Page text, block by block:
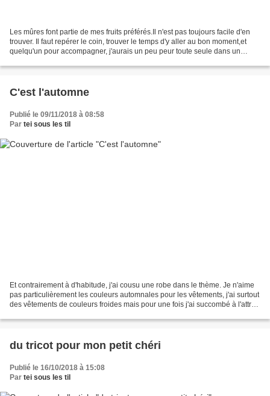
Les mûres font partie de mes fruits préférés.Il n'est pas toujours facile d'en
trouver. Il faut repérer le coin, trouver le temps d'y aller au bon moment,et
quelqu'un pour accompagner, j'aurais un peu peur toute seule dans un
C'est l'automne
Publié le 09/11/2018 à 08:58
Par tei sous les til
Et contrairement à d'habitude, j'ai cousu une robe dans le thème. Je n'aime
pas particulièrement les couleurs automnales pour les vêtements, j'ai surtout
des vêtements de couleurs froides mais pour une fois j'ai succombé à l'attrait
du tricot pour mon petit chéri
Publié le 16/10/2018 à 15:08
Par tei sous les til